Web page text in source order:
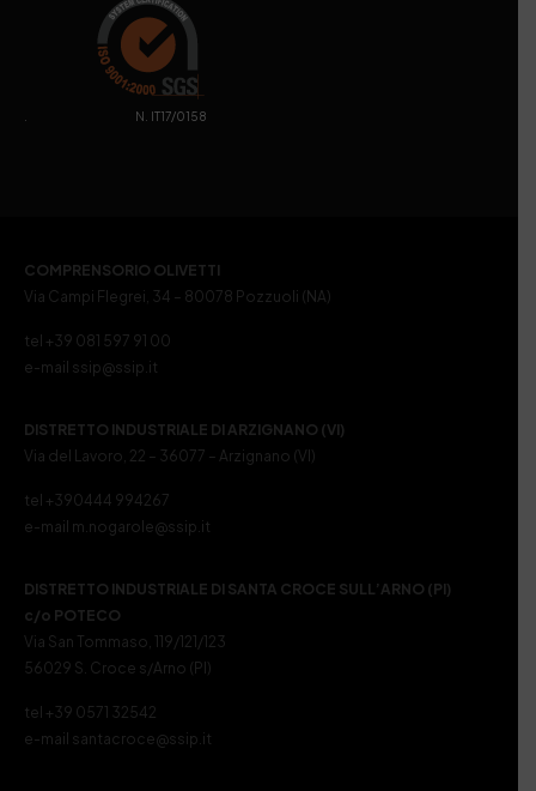
. N. IT17/0158
COMPRENSORIO OLIVETTI
Via Campi Flegrei, 34 – 80078 Pozzuoli (NA)
tel +39 081 597 91 00
e-mail ssip@ssip.it
DISTRETTO INDUSTRIALE DI ARZIGNANO (VI)
Via del Lavoro, 22 – 36077 – Arzignano (VI)
tel +390444 994267
e-mail m.nogarole@ssip.it
DISTRETTO INDUSTRIALE DI SANTA CROCE SULL’ARNO (PI)
c/o POTECO
Via San Tommaso, 119/121/123
56029 S. Croce s/Arno (PI)
tel +39 0571 32542
e-mail santacroce@ssip.it